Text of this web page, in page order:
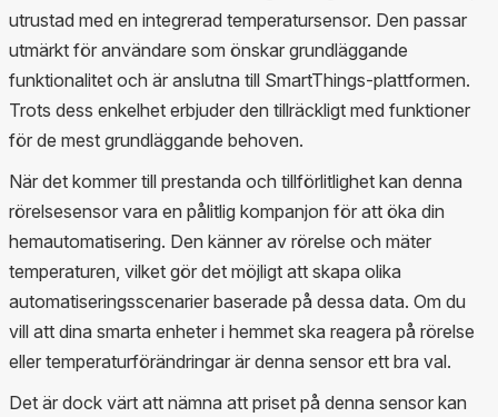
utrustad med en integrerad temperatursensor. Den passar
utmärkt för användare som önskar grundläggande
funktionalitet och är anslutna till SmartThings-plattformen.
Trots dess enkelhet erbjuder den tillräckligt med funktioner
för de mest grundläggande behoven.
När det kommer till prestanda och tillförlitlighet kan denna
rörelsesensor vara en pålitlig kompanjon för att öka din
hemautomatisering. Den känner av rörelse och mäter
temperaturen, vilket gör det möjligt att skapa olika
automatiseringsscenarier baserade på dessa data. Om du
vill att dina smarta enheter i hemmet ska reagera på rörelse
eller temperaturförändringar är denna sensor ett bra val.
Det är dock värt att nämna att priset på denna sensor kan